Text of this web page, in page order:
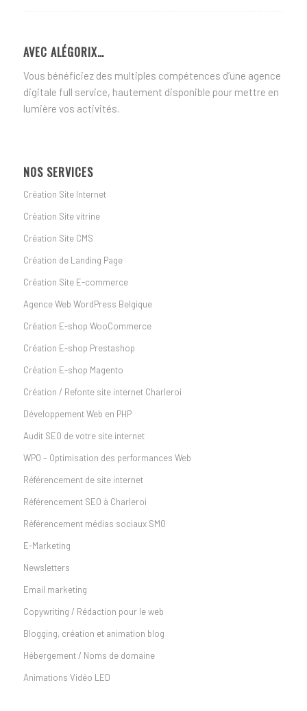
AVEC ALÉGORIX…
Vous bénéficiez des multiples compétences d’une agence
digitale full service, hautement disponible pour mettre en
lumière vos activités.
NOS SERVICES
Création Site Internet
Création Site vitrine
Création Site CMS
Création de Landing Page
Création Site E-commerce
Agence Web WordPress Belgique
Création E-shop WooCommerce
Création E-shop Prestashop
Création E-shop Magento
Création / Refonte site internet Charleroi
Développement Web en PHP
Audit SEO de votre site internet
WPO – Optimisation des performances Web
Référencement de site internet
Référencement SEO à Charleroi
Référencement médias sociaux SMO
E-Marketing
Newsletters
Email marketing
Copywriting / Rédaction pour le web
Blogging, création et animation blog
Hébergement / Noms de domaine
Animations Vidéo LED